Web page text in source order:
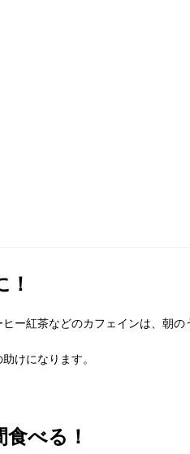
ー紅茶などのカフェインは、朝の
けになります。
べる！